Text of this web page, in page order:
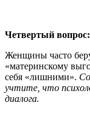
Четвертый
Женщины часто
«материнскому
себя «лишними».
учтите, что
диалога.